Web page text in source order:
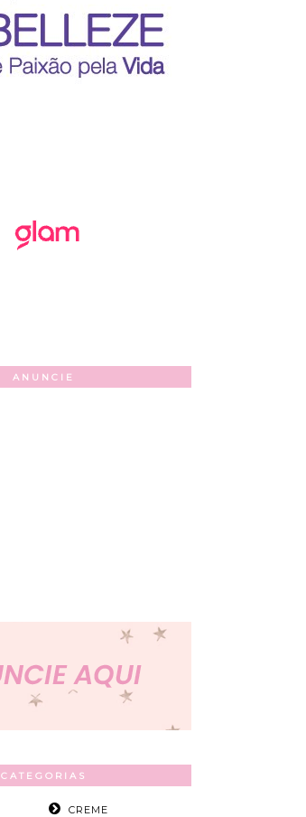
ANUNCIE
CATEGORIAS
CREME